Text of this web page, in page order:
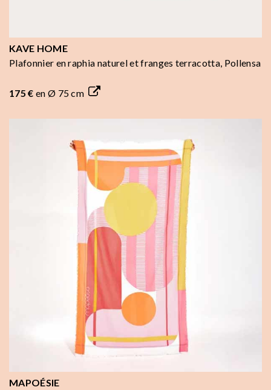
KAVE HOME
Plafonnier en raphia naturel et franges terracotta, Pollensa
175 € en Ø 75 cm
MAPOÉSIE